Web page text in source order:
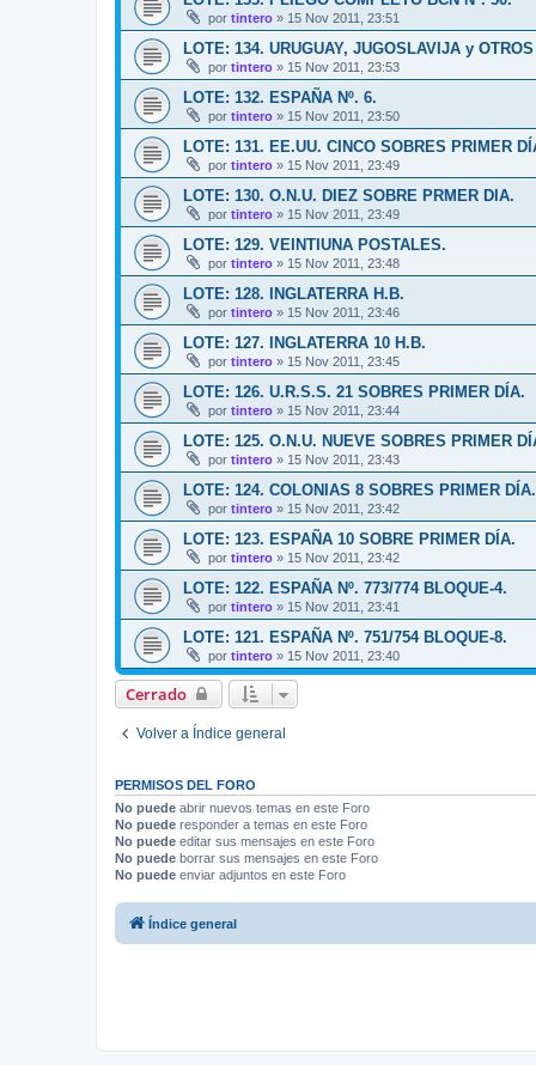
por tintero » 15 Nov 2011, 23:51
LOTE: 134. URUGUAY, JUGOSLAVIJA y
por tintero » 15 Nov 2011, 23:53
LOTE: 132. ESPAÑA Nº. 6.
por tintero » 15 Nov 2011, 23:50
LOTE: 131. EE.UU. CINCO SOBRES PRIMER
por tintero » 15 Nov 2011, 23:49
LOTE: 130. O.N.U. DIEZ SOBRE PRMER DIA.
por tintero » 15 Nov 2011, 23:49
LOTE: 129. VEINTIUNA POSTALES.
por tintero » 15 Nov 2011, 23:48
LOTE: 128. INGLATERRA H.B.
por tintero » 15 Nov 2011, 23:46
LOTE: 127. INGLATERRA 10 H.B.
por tintero » 15 Nov 2011, 23:45
LOTE: 126. U.R.S.S. 21 SOBRES PRIMER DÍA.
por tintero » 15 Nov 2011, 23:44
LOTE: 125. O.N.U. NUEVE SOBRES PRIMER
por tintero » 15 Nov 2011, 23:43
LOTE: 124. COLONIAS 8 SOBRES PRIMER DÍA.
por tintero » 15 Nov 2011, 23:42
LOTE: 123. ESPAÑA 10 SOBRE PRIMER DÍA.
por tintero » 15 Nov 2011, 23:42
LOTE: 122. ESPAÑA Nº. 773/774 BLOQUE-4.
por tintero » 15 Nov 2011, 23:41
LOTE: 121. ESPAÑA Nº. 751/754 BLOQUE-8.
por tintero » 15 Nov 2011, 23:40
Cerrado
Volver a Índice general
PERMISOS DEL FORO
No puede abrir nuevos temas en este Foro
No puede responder a temas en este Foro
No puede editar sus mensajes en este Foro
No puede borrar sus mensajes en este Foro
No puede enviar adjuntos en este Foro
Índice general